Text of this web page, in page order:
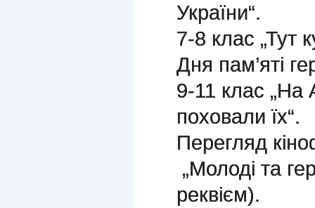
України“.
7-8 клас „Тут
Дня пам’яті
9-11 клас „На
поховали їх“.
Перегляд
„Молоді та
реквієм).